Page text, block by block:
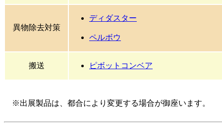
異物除去対策
ディダスター
ペルボウ
搬送 ピボットコンベア
※出展製品は、都合により変更する場合が御座います。